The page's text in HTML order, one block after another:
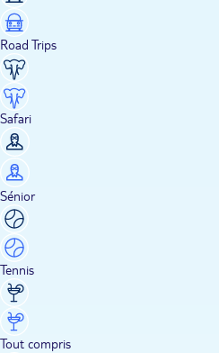
Road Trips
Safari
Sénior
Tennis
Tout compris